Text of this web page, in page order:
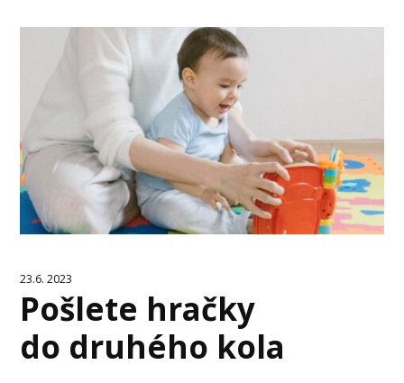
23.6. 2023
Pošlete hračky
do druhého kola